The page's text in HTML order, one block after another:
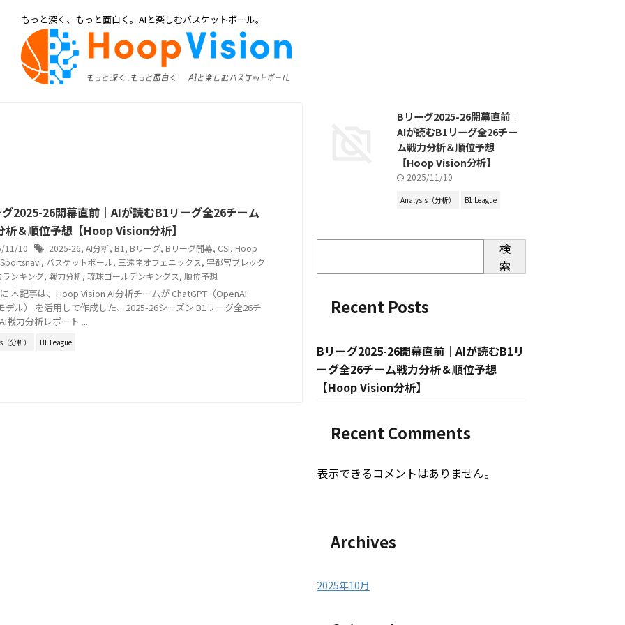
もっと深く、もっと面白く。AIと楽しむバスケットボール。
2025-26開幕直前｜AIが読むB1リーグ全26チーム
析＆順位予想【Hoop Vision分析】
11/10 2025-26, AI分析, B1 , Bリーグ, Bリーグ開幕, CSI, Hoop
Sportsnavi, バスケットボール, 三遠ネオフェニックス, 宇都宮ブレック
ランキング, 戦力分析, 琉球ゴールデンキングス, 順位予想
本記事は、Hoop Vision AI分析チームが ChatGPT（OpenAI
デル） を活用して作成した、2025-26シーズン B1リーグ全26チ
戦力分析レポート ...
分析） B1 League
Bリーグ2025-26開幕直前｜
AIが読むB1リーグ全26チー
ム戦力分析＆順位予想
【Hoop Vision分析】
2025/11/10
Analysis（分析） B1 League
検
索
Recent Posts
Bリーグ2025-26開幕直前｜AIが読むB1リ
ーグ全26チーム戦力分析＆順位予想
【Hoop Vision分析】
Recent Comments
表示できるコメントはありません。
Archives
2025年10月